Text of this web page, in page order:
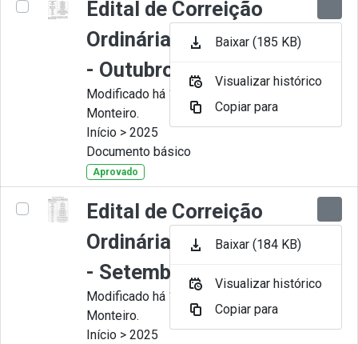
Edital de Correição
Ordinária nº 010-2025
- Outubro
Modificado há 11 Meses por Juliana
Monteiro.
Início > 2025
Documento básico
Aprovado
Edital de Correição
Ordinária nº 009-2025
- Setembro
Modificado há 11 Meses por Juliana
Monteiro.
Início > 2025
Baixar (185 KB)
Visualizar histórico
Copiar para
Baixar (184 KB)
Visualizar histórico
Copiar para